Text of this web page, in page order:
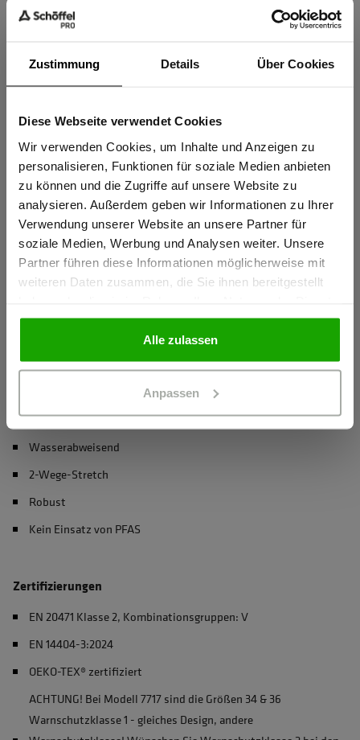
Zustimmung Details Über Cookies
Diese Webseite verwendet Cookies
Wir verwenden Cookies, um Inhalte und Anzeigen zu
personalisieren, Funktionen für soziale Medien anbieten
zu können und die Zugriffe auf unsere Website zu
analysieren. Außerdem geben wir Informationen zu Ihrer
Verwendung unserer Website an unsere Partner für
soziale Medien, Werbung und Analysen weiter. Unsere
Partner führen diese Informationen möglicherweise mit
weiteren Daten zusammen, die Sie ihnen bereitgestellt
gesammelt haben.
Alle zulassen
Anpassen
Knietaschen zertifiziert nach EN 14404-3:2024
maximale Abriebfestigkeit
Wasserabweisendes Stretchmaterial für perfekten
Tragekomfort
mehr anzeigen
Herstellerangaben
Schöffel PRO GmbH, Albert-Einstein-Strasse 1, 86830
Schwabmünchen, Deutschland
Atmungsaktiv
Wasserabweisend
2-Wege-Stretch
Robust
Kein Einsatz von PFAS
Zertifizierungen
EN 20471 Klasse 2, Kombinationsgruppen: V
EN 14404-3:2024
OEKO-TEX® zertifiziert
ACHTUNG! Bei Modell 7717 sind die Größen 34 & 36
Warnschutzklasse 1 - gleiches Design, andere
Sind Sie
Gewerbetreibender?
Ich bestätige, dass ich Gewerbetreibender bin. Alle
Preise werden netto ausgewiesen.